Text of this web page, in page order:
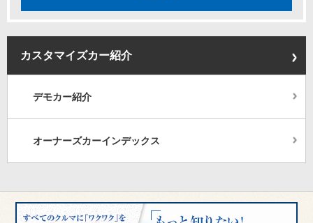
カスタマイズカー紹介
デモカー紹介
オーナーズカーインデックス